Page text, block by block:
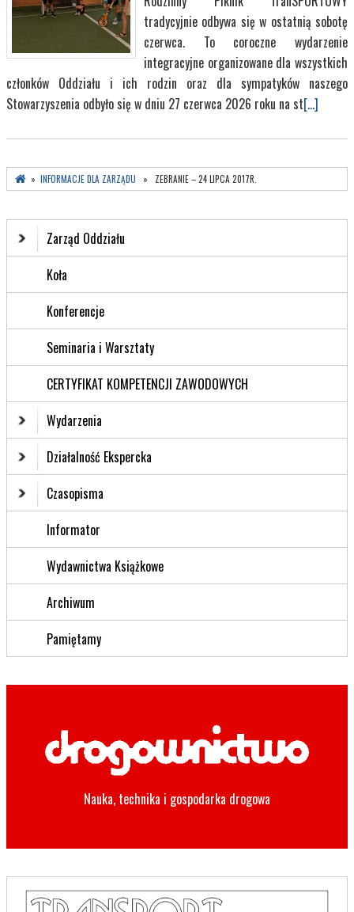
tradycyjnie odbywa się w ostatnią sobotę
czerwca. To coroczne wydarzenie
integracyjne organizowane dla wszystkich
członków Oddziału i ich rodzin oraz dla sympatyków naszego
Stowarzyszenia odbyło się w dniu 27 czerwca 2026 roku na st[...]
» INFORMACJE DLA ZARZĄDU » ZEBRANIE – 24 LIPCA 2017R.
Zarząd Oddziału
Koła
Konferencje
Seminaria i Warsztaty
CERTYFIKAT KOMPETENCJI ZAWODOWYCH
Wydarzenia
Działalność Ekspercka
Czasopisma
Informator
Wydawnictwa Książkowe
Archiwum
Pamiętamy
Nauka, technika i gospodarka drogowa